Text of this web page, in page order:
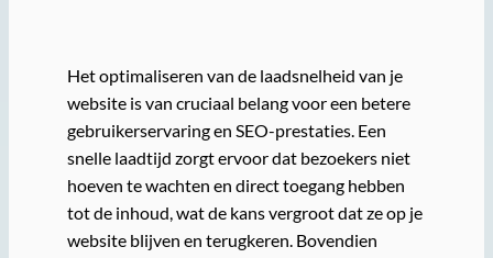
Het optimaliseren van de laadsnelheid van je
website is van cruciaal belang voor een betere
gebruikerservaring en SEO-prestaties. Een
snelle laadtijd zorgt ervoor dat bezoekers niet
hoeven te wachten en direct toegang hebben
tot de inhoud, wat de kans vergroot dat ze op je
website blijven en terugkeren. Bovendien